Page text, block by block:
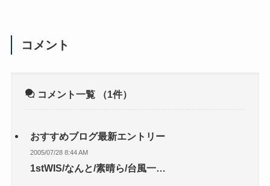
コメント
コメント一覧 （1件）
おすすめブログ最新エントリー
2005/07/28 8:44 AM
1stWIS/なんと/素晴ら/台風一…